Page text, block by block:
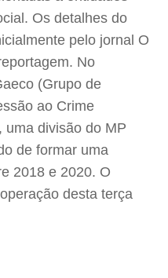
Os detalhes do
pelo jornal O
No
(Grupo de
ao Crime
uma divisão do MP
de formar uma
2018 e 2020. O
desta terça